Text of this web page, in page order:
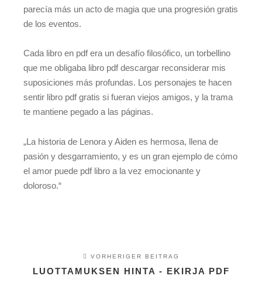
parecía más un acto de magia que una progresión gratis
de los eventos.
Cada libro en pdf era un desafío filosófico, un torbellino
que me obligaba libro pdf descargar reconsiderar mis
suposiciones más profundas. Los personajes te hacen
sentir libro pdf gratis si fueran viejos amigos, y la trama
te mantiene pegado a las páginas.
„La historia de Lenora y Aiden es hermosa, llena de
pasión y desgarramiento, y es un gran ejemplo de cómo
el amor puede pdf libro a la vez emocionante y
doloroso.“
VORHERIGER BEITRAG
LUOTTAMUKSEN HINTA - EKIRJA PDF